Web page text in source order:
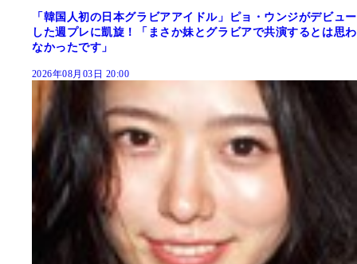
「韓国人初の日本グラビアアイドル」ピョ・ウンジがデビュー
した週プレに凱旋！「まさか妹とグラビアで共演するとは思わ
なかったです」
2026年08月03日 20:00